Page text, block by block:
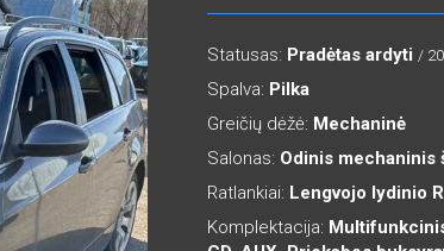
Statusas: Pradėtas ardyti /
Spalva: Pilka
Greičių dėžė: Mechaninė
Salonas: Odinis mechaninis
Ratlankiai: Lengvojo lydinio
Komplektacija: